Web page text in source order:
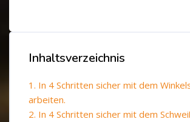
Inhaltsverzeichnis überspringen
Inhaltsverzeichnis
1. In 4 Schritten sicher mit dem
arbeiten.
2. In 4 Schritten sicher mit dem